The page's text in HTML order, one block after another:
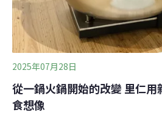
貿易咖啡時，
2025年07月28日
從一鍋火鍋開始的改變 里仁
食想像